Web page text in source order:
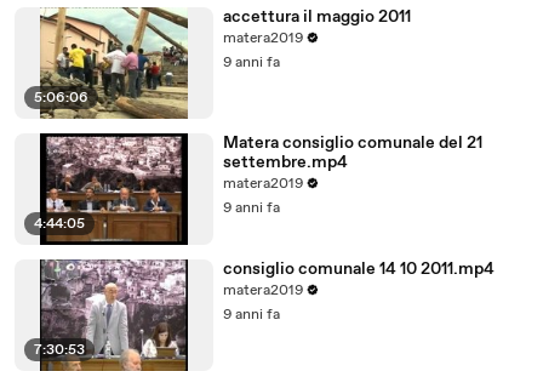
5:06:06
accettura il maggio 2011
matera2019
9 anni fa
4:44:05
Matera consiglio comunale del 21
settembre.mp4
matera2019
9 anni fa
7:30:53
consiglio comunale 14 10 2011.mp4
matera2019
9 anni fa